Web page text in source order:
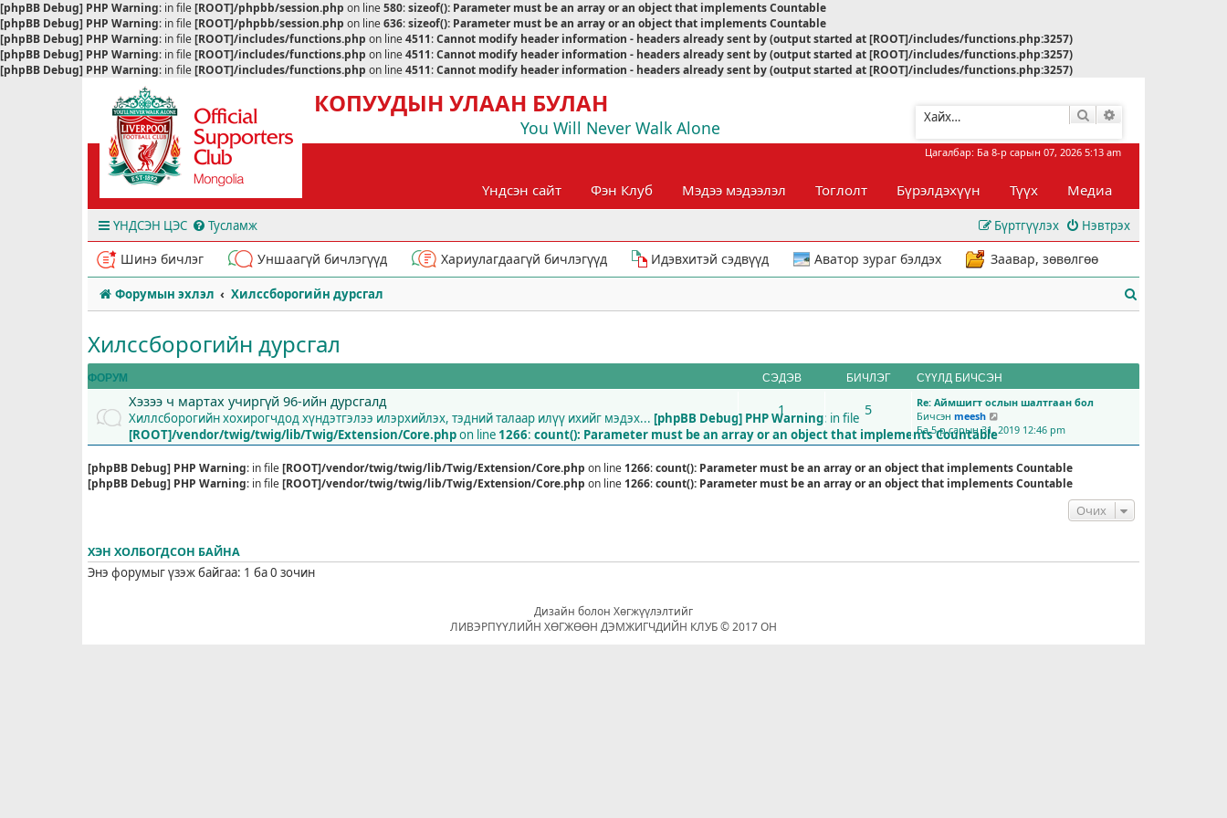
[phpBB Debug] PHP Warning: in file[ROOT]/phpbb/session.php on line580:sizeof(): Parameter must be an array or an object that implements Countable
[phpBB Debug] PHP Warning: in file[ROOT]/phpbb/session.php on line636:sizeof(): Parameter must be an array or an object that implements Countable
[phpBB Debug] PHP Warning: in file[ROOT]/includes/functions.php on line4511:Cannot modify header information - headers already sent by (output started at [ROOT]/includes/functions.php:3257)
[phpBB Debug] PHP Warning: in file[ROOT]/includes/functions.php on line4511:Cannot modify header information - headers already sent by (output started at [ROOT]/includes/functions.php:3257)
[phpBB Debug] PHP Warning: in file[ROOT]/includes/functions.php on line4511:Cannot modify header information - headers already sent by (output started at [ROOT]/includes/functions.php:3257)
КОПУУДЫН УЛААН БУЛАН
You Will Never Walk Alone
Хайлт
Цагалбар: Ба 8-р сарын 07, 2026 5:13 am
Үндсэн сайт Фэн Клуб Мэдээ мэдээлэл Тоглолт Бүрэлдэхүүн Түүх Медиа
ҮНДСЭН ЦЭС Тусламж Нэвтрэх
Бүртгүүлэх
Шинэ бичлэг Уншаагүй бичлэгүүд Хариулагдаагүй бичлэгүүд Идэвхитэй сэдвүүд Аватор зураг бэлдэх Заавар, зөвөлгөө
Форумын эхлэл Хилссборогийн дурсгал
Хилссборогийн дурсгал
ФОРУМ СЭДЭВ БИЧЛЭГ СҮҮЛД БИЧСЭН
Хэзээ ч мартах учиргүй 96-ийн дурсгалд
Хиллсборогийн хохирогчдод хүндэтгэлээ илэрхийлэх, тэдний талаар илүү ихийг мэдэх... [phpBB Debug] PHP Warning: in file
[ROOT]/vendor/twig/twig/lib/Twig/Extension/Core.phpon line 1266: count(): Parameter must be an array or an object that implements Countable
1 5
Re: Аймшигт ослын шалтгаан бол
Бичсэн meesh
ү
ү
и
й
Ба 5-р сарын 31, 2019 12:46 pm
[phpBB Debug] PHP Warning: in file[ROOT]/vendor/twig/twig/lib/Twig/Extension/Core.php on line 1266:count(): Parameter must be an array or an object that implements Countable
[phpBB Debug] PHP Warning: in file[ROOT]/vendor/twig/twig/lib/Twig/Extension/Core.php on line 1266:count(): Parameter must be an array or an object that implements Countable
Очих
ХЭН ХОЛБОГДСОН БАЙНА
Энэ форумыг үзэж байгаа: 1 ба 0 зочин
Дизайн болон Хөгжүүлэлтийг
ЛИВЭРПҮҮЛИЙН ХӨГЖӨӨН ДЭМЖИГЧДИЙН КЛУБ © 2017 ОН